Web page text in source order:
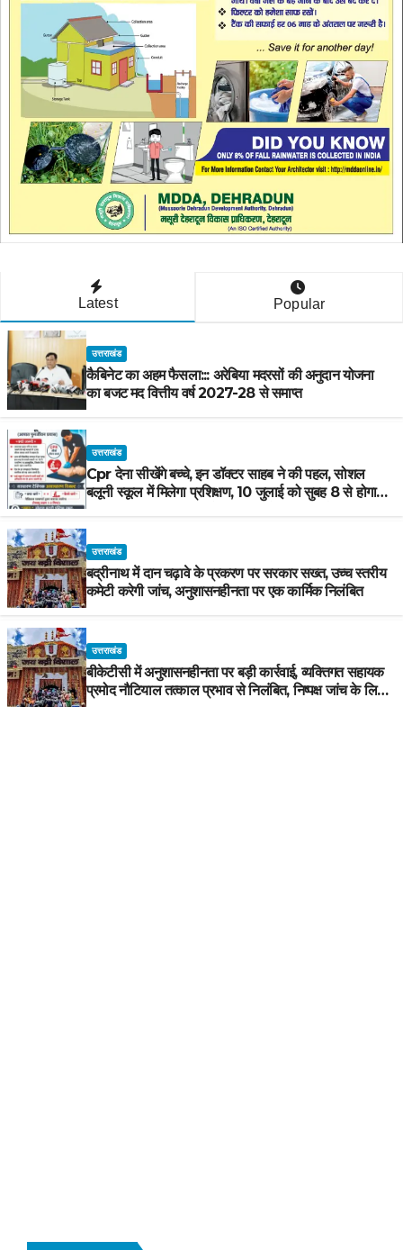
Latest Popular
उत्तराखंड
कैबिनेट का अहम फैसला::: अरेबिया मदरसों की अनुदान योजना
का बजट मद वित्तीय वर्ष 2027-28 से समाप्त
उत्तराखंड
Cpr देना सीखेंगे बच्चे, इन डॉक्टर साहब ने की पहल, सोशल
बलूनी स्कूल में मिलेगा प्रशिक्षण, 10 जुलाई को सुबह 8 से होगा
उत्तराखंड
बद्रीनाथ में दान चढ़ावे के प्रकरण पर सरकार सख्त, उच्च स्तरीय
कमेटी करेगी जांच, अनुशासनहीनता पर एक कार्मिक निलंबित
उत्तराखंड
बीकेटीसी में अनुशासनहीनता पर बड़ी कार्रवाई, व्यक्तिगत सहायक
प्रमोद नौटियाल तत्काल प्रभाव से निलंबित, निष्पक्ष जांच के लिए